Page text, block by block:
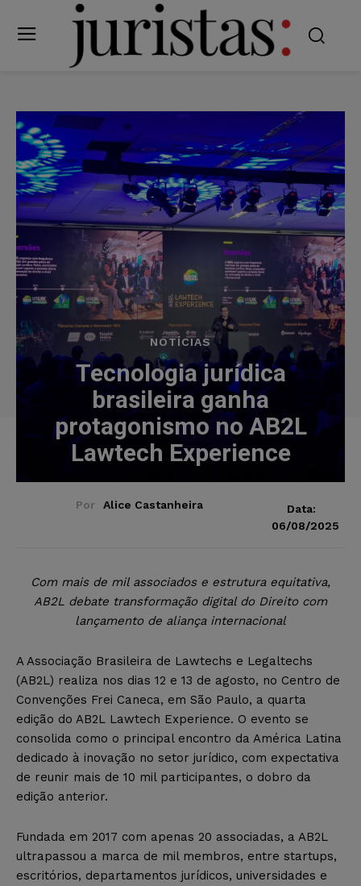
NOTÍCIAS
Tecnologia jurídica
brasileira ganha
protagonismo no AB2L
Lawtech Experience
Por Alice Castanheira
Data:
06/08/2025
Com mais de mil associados e estrutura equitativa,
AB2L debate transformação digital do Direito com
lançamento de aliança internacional
A Associação Brasileira de Lawtechs e Legaltechs
(AB2L) realiza nos dias 12 e 13 de agosto, no Centro de
Convenções Frei Caneca, em São Paulo, a quarta
edição do AB2L Lawtech Experience. O evento se
consolida como o principal encontro da América Latina
dedicado à inovação no setor jurídico, com expectativa
de reunir mais de 10 mil participantes, o dobro da
edição anterior.
Fundada em 2017 com apenas 20 associadas, a AB2L
ultrapassou a marca de mil membros, entre startups,
escritórios, departamentos jurídicos, universidades e